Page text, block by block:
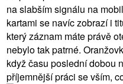
na slabším signálu na
kartami se navíc zobrazí i
který záznam máte právě
nebylo tak patrné.
když času poslední dobou
příjemnější práci se vším,